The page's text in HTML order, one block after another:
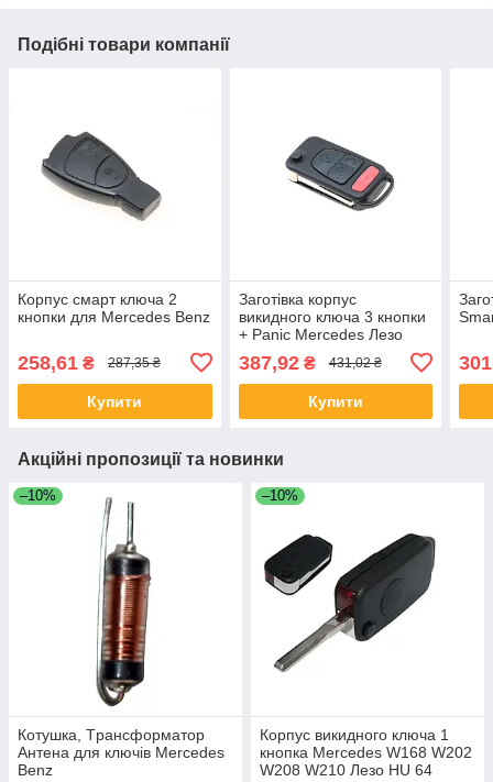
Подібні товари компанії
Корпус смарт ключа 2
кнопки для Mercedes Benz
258,61 ₴ 287,35 ₴
Купити
Заготівка корпус
викидного ключа 3 кнопки
+ Panic Mercedes Лезо
387,92₴ 431,02 ₴
Купити
Акційні пропозиції та новинки
–10%
Котушка, Tрансформатор
Антена для ключів Mercedes
Benz
–10%
Корпус викидного ключа 1
кнопка Mercedes W168 W202
W208 W210 Лезо HU 64